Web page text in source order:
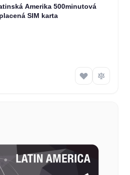
Amerika 500minutová
SIM karta